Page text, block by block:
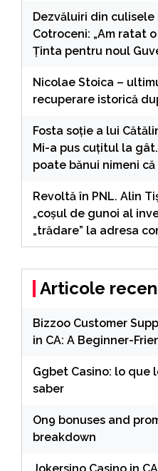
Dezvăluiri din
Cotroceni: „Am ratat
Ținta pentru noul
Nicolae Stoica –
recuperare istorică
Fosta soție a lui
Mi-a pus cuțitul la
poate bănui nimeni
Revoltă în PNL. Alin
„coșul de gunoi al
„trădare” la adresa
Articole
Bizzoo Customer
in CA: A Beginner-
Ggbet Casino: lo que
saber
On9 bonuses and
breakdown